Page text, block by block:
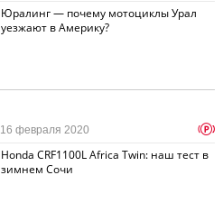
Юралинг — почему мотоциклы Урал
уезжают в Америку?
Honda CRF1100L Africa Twin: наш тест в
зимнем Сочи
16 февраля 2020 p